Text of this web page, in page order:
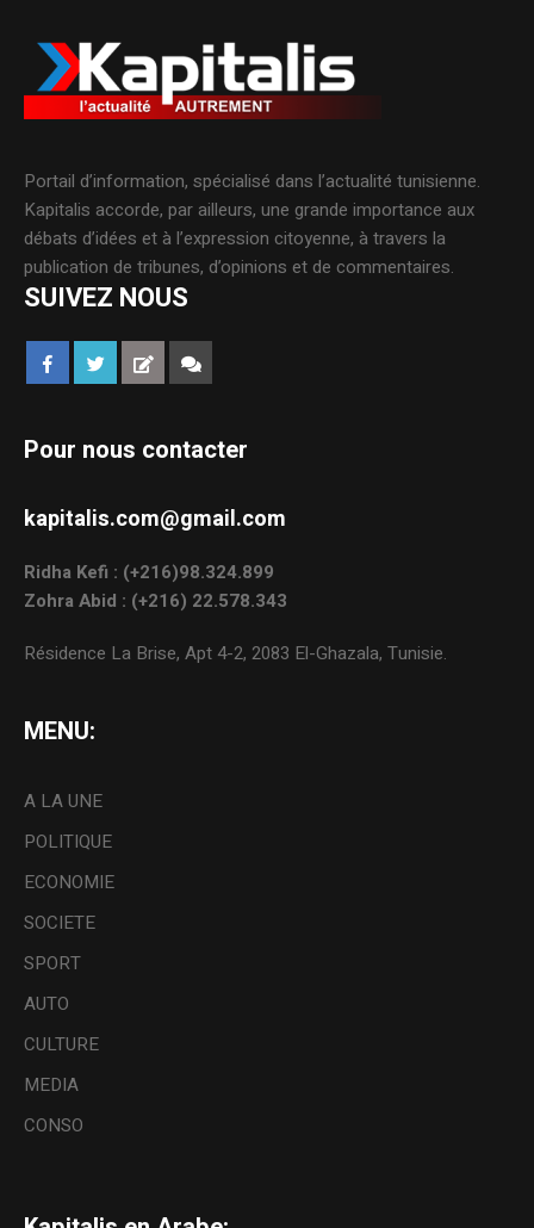
Portail d’information, spécialisé dans l’actualité tunisienne.
Kapitalis accorde, par ailleurs, une grande importance aux
débats d’idées et à l’expression citoyenne, à travers la
publication de tribunes, d’opinions et de commentaires.
SUIVEZ NOUS
Pour nous contacter
kapitalis.com@gmail.com
Ridha Kefi : (+216)98.324.899
Zohra Abid : (+216) 22.578.343
Résidence La Brise, Apt 4-2, 2083 El-Ghazala, Tunisie.
MENU:
A LA UNE
POLITIQUE
ECONOMIE
SOCIETE
SPORT
AUTO
CULTURE
MEDIA
CONSO